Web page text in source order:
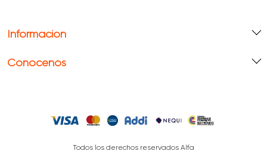
Información
Conócenos
Todos los derechos reservados Alfa